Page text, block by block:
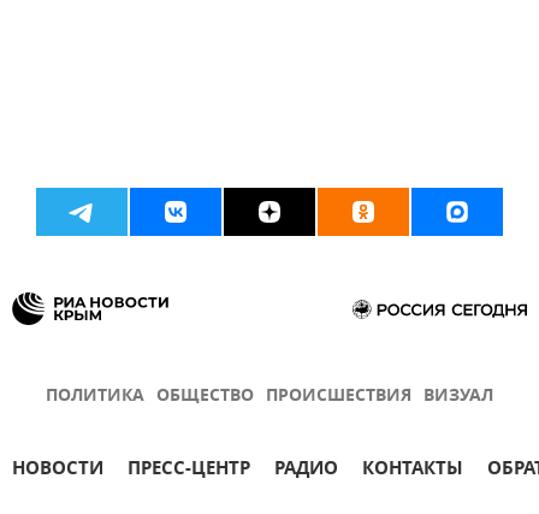
ПОЛИТИКА ОБЩЕСТВО ПРОИСШЕСТВИЯ ВИЗУАЛ
НОВОСТИ ПРЕСС-ЦЕНТР РАДИО КОНТАКТЫ